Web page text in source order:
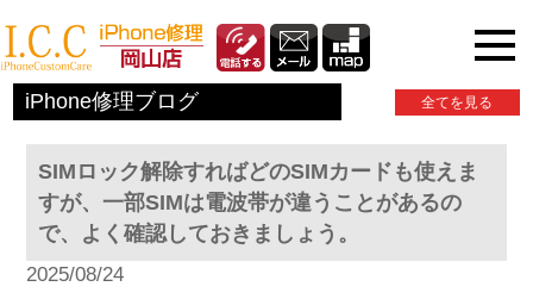
iPhone修理ブログ 全てを見る
SIMロック解除すればどのSIMカードも使えま
すが、一部SIMは電波帯が違うことがあるの
で、よく確認しておきましょう。
2025/08/24